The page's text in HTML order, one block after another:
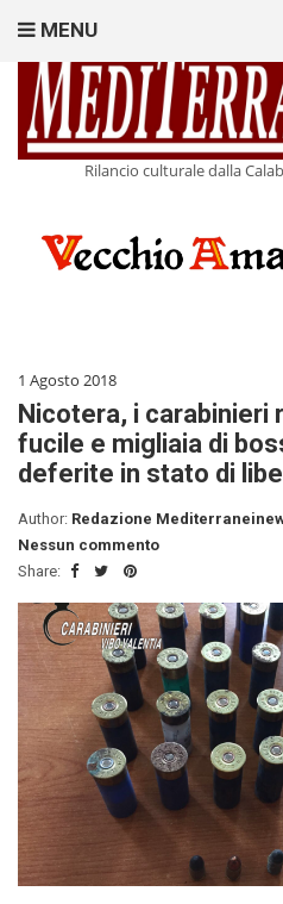
Rilancio culturale dalla
MENU
1 Agosto 2018
Nicotera, i carabinieri
fucile e migliaia di
deferite in stato di
Author: Redazione
Nessun commento
Share: